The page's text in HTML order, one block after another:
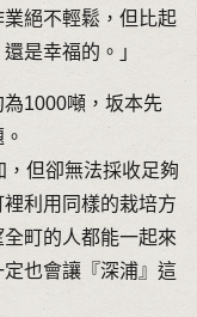
絕不輕鬆，但比起
是幸福的。」
1000噸，坂本先
，但卻無法採收足夠
利用同樣的栽培方
町的人都能一起來
也會讓『深浦』這